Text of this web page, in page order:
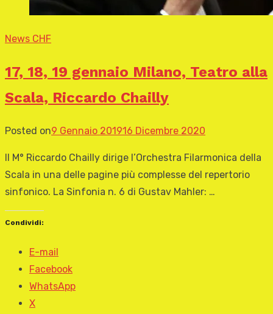
News CHF
17, 18, 19 gennaio Milano, Teatro alla
Scala, Riccardo Chailly
Posted on9 Gennaio 201916 Dicembre 2020
Il M° Riccardo Chailly dirige l’Orchestra Filarmonica della
Scala in una delle pagine più complesse del repertorio
sinfonico. La Sinfonia n. 6 di Gustav Mahler: …
Condividi:
E-mail
Facebook
WhatsApp
X